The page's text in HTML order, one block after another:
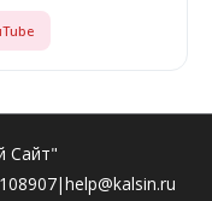
Сайт"